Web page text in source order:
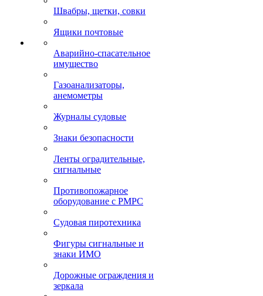
Швабры, щетки, совки
Ящики почтовые
Аварийно-спасательное
имущество
Газоанализаторы,
анемометры
Журналы судовые
Знаки безопасности
Ленты оградительные,
сигнальные
Противопожарное
оборудование с РМРС
Судовая пиротехника
Фигуры сигнальные и
знаки ИМО
Дорожные ограждения и
зеркала